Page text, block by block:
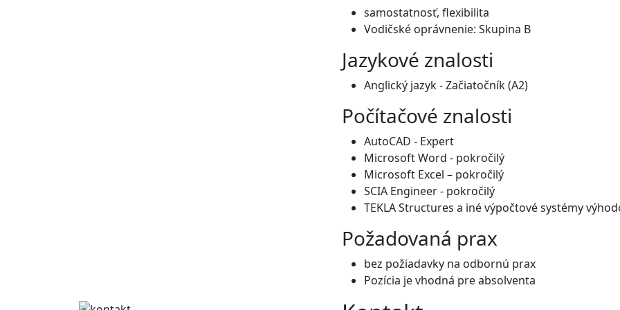
samostatnosť, flexibilita
Vodičské oprávnenie: Skupina B
Jazykové znalosti
Anglický jazyk - Začiatočník (A2)
Počítačové znalosti
AutoCAD - Expert
Microsoft Word - pokročilý
Microsoft Excel – pokročilý
SCIA Engineer - pokročilý
TEKLA Structures a iné výpočtové systémy
Požadovaná prax
bez požiadavky na odbornú prax
Pozícia je vhodná pre absolventa